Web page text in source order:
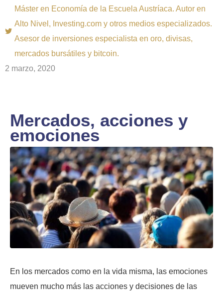
Máster en Economía de la Escuela Austríaca. Autor en
Alto Nivel, Investing.com y otros medios especializados.
Asesor de inversiones especialista en oro, divisas,
mercados bursátiles y bitcoin.
2 marzo, 2020
Mercados, acciones y
emociones
En los mercados como en la vida misma, las emociones
mueven mucho más las acciones y decisiones de las